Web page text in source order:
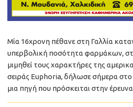
Μία 16χρονη πέθανε στη Γαλλία
υπερβολική ποσότητα φαρμάκων,
μιμηθεί τους χαρακτήρες της
σειράς Euphoria, δήλωσε σήμερα στο
μια πηγή που πρόσκειται στην